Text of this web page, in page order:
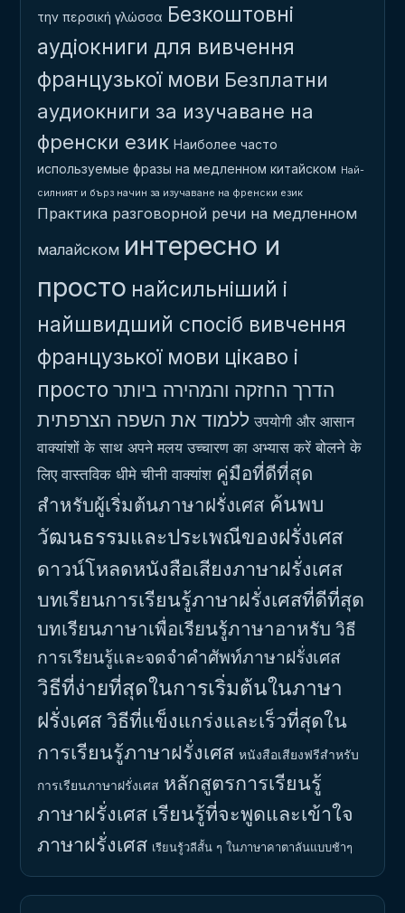
την περσική γλώσσα Безкоштовні
аудіокниги для вивчення
французької мови Безплатни
аудиокниги за изучаване на
френски език Наиболее часто
используемые фразы на медленном китайском Най-
силният и бърз начин за изучаване на френски език
Практика разговорной речи на медленном
малайском интересно и
просто найсильніший і
найшвидший спосіб вивчення
французької мови цікаво і
просто הדרך החזקה והמהירה ביותר
ללמוד את השפה הצרפתית उपयोगी और आसान
वाक्यांशों के साथ अपने मलय उच्चारण का अभ्यास करें बोलने के
लिए वास्तविक धीमे चीनी वाक्यांश คู่มือที่ดีที่สุด
สำหรับผู้เริ่มต้นภาษาฝรั่งเศส ค้นพบ
วัฒนธรรมและประเพณีของฝรั่งเศส
ดาวน์โหลดหนังสือเสียงภาษาฝรั่งเศส
บทเรียนการเรียนรู้ภาษาฝรั่งเศสที่ดีที่สุด
บทเรียนภาษาเพื่อเรียนรู้ภาษาอาหรับ วิธี
การเรียนรู้และจดจำคำศัพท์ภาษาฝรั่งเศส
วิธีที่ง่ายที่สุดในการเริ่มต้นในภาษา
ฝรั่งเศสวิธีที่แข็งแกร่งและเร็วที่สุดใน
การเรียนรู้ภาษาฝรั่งเศส หนังสือเสียงฟรีสำหรับ
การเรียนภาษาฝรั่งเศส หลักสูตรการเรียนรู้
ภาษาฝรั่งเศส เรียนรู้ที่จะพูดและเข้าใจ
ภาษาฝรั่งเศส เรียนรู้วลีสั้น ๆ ในภาษาคาตาลันแบบช้าๆ